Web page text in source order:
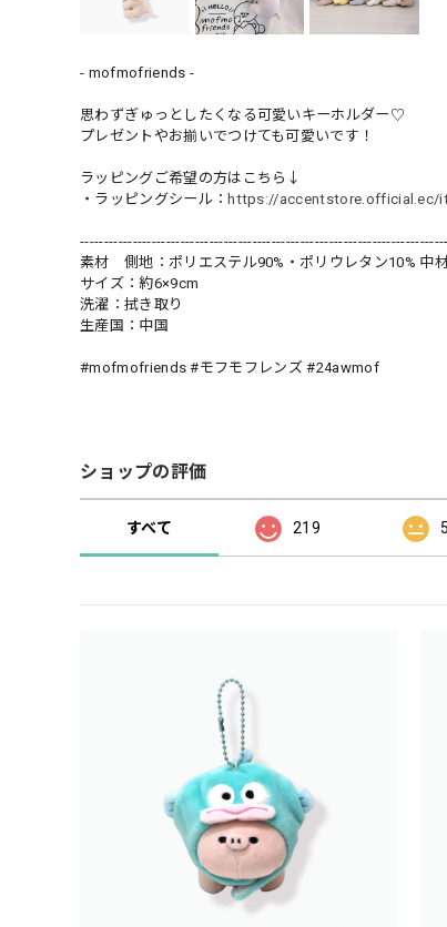
- mofmofriends -
思わずぎゅっとしたくなる可愛いキーホルダー♡
プレゼントやお揃いでつけても可愛いです！
ラッピングご希望の方はこちら↓
・ラッピングシール：https://accentstore.official.ec/
素材 側地：ポリエステル90%・ポリウレタン10% 中
サイズ：約6×9cm
洗濯：拭き取り
生産国：中国
#mofmofriends #モフモフレンズ #24awmof
ショップの評価
すべて 219 5